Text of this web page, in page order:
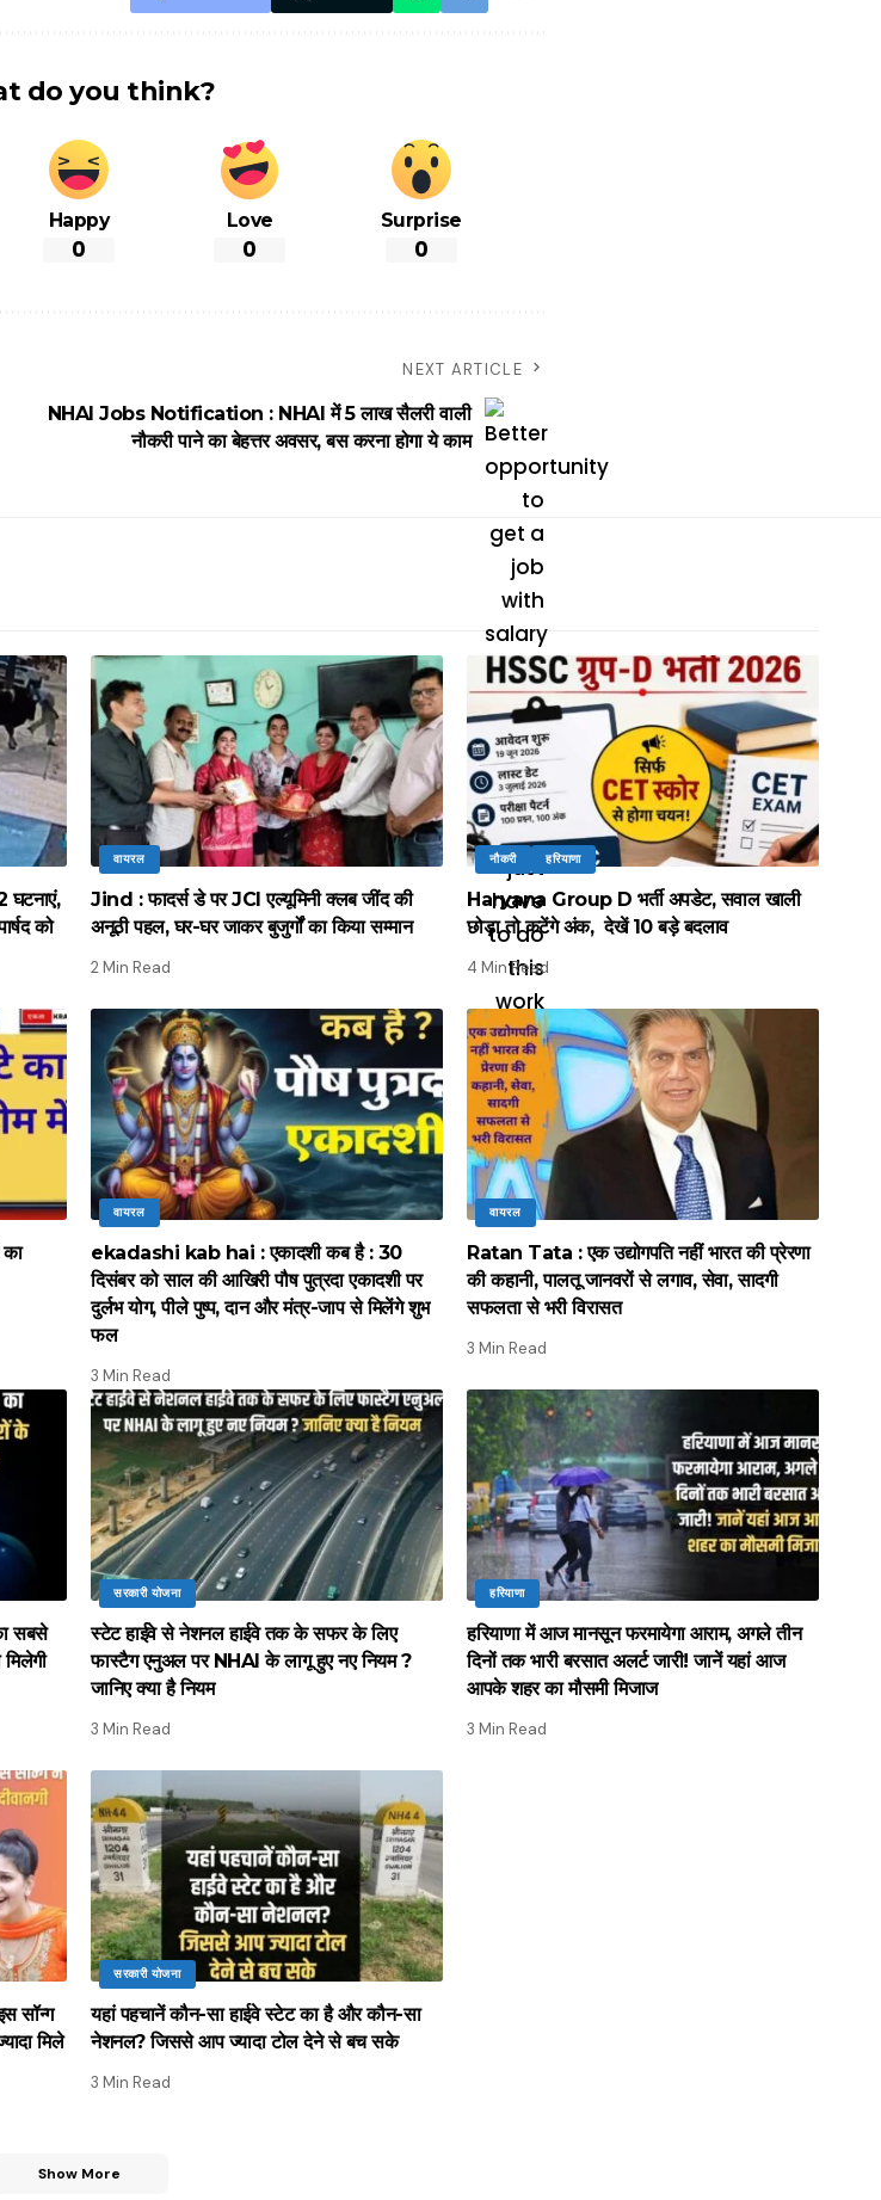
do you think?
Happy
0
Love
0
Surprise
0
NEXT ARTICLE
NHAI Jobs Notification : NHAI में 5 लाख सैलरी वाली
नौकरी पाने का बेहत्तर अवसर, बस करना होगा ये काम
को
वायरल
Jind : फादर्स डे पर JCI एल्यूमिनी क्लब जींद की
अनूठी पहल, घर-घर जाकर बुजुर्गों का किया सम्मान
2 Min Read
नौकरी हरियाणा
Haryana Group D भर्ती अपडेट, सवाल खाली
छोड़ा तो कटेंगे अंक, देखें 10 बड़े बदलाव
4 Min Read
वायरल
ekadashi kab hai : एकादशी कब है : 30
दिसंबर को साल की आखिरी पौष पुत्रदा एकादशी पर
दुर्लभ योग, पीले पुष्प, दान और मंत्र-जाप से मिलेंगे शुभ
फल
3 Min Read
वायरल
Ratan Tata : एक उद्योगपति नहीं भारत की प्रेरणा
की कहानी, पालतू जानवरों से लगाव, सेवा, सादगी
सफलता से भरी विरासत
3 Min Read
सबसे
सरकारी योजना
स्टेट हाईवे से नेशनल हाईवे तक के सफर के लिए
फास्टैग एनुअल पर NHAI के लागू हुए नए नियम ?
जानिए क्या है नियम
3 Min Read
हरियाणा
हरियाणा में आज मानसून फरमायेगा आराम, अगले तीन
दिनों तक भारी बरसात अलर्ट जारी! जानें यहां आज
आपके शहर का मौसमी मिजाज
3 Min Read
सॉन्ग
मिले
सरकारी योजना
यहां पहचानें कौन-सा हाईवे स्टेट का है और कौन-सा
नेशनल? जिससे आप ज्यादा टोल देने से बच सके
3 Min Read
Show More